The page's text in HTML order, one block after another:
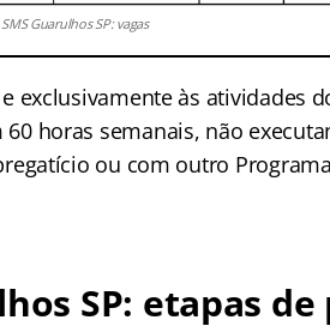
Guarulhos SP: vagas
exclusivamente às atividades
horas semanais, não
ou com outro
SP: etapas de